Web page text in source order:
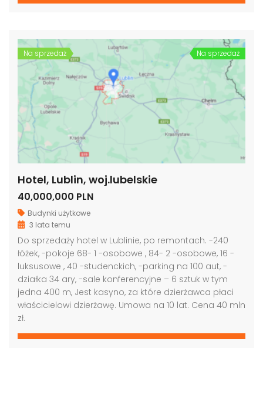
Na sprzedaż Na sprzedaż
Hotel, Lublin, woj.lubelskie
40,000,000 PLN
Budynki użytkowe
3 lata temu
Do sprzedaży hotel w Lublinie, po remontach. -240
łóżek, -pokoje 68- 1 -osobowe , 84- 2 -osobowe, 16 -
luksusowe , 40 -studenckich, -parking na 100 aut, -
działka 34 ary, -sale konferencyjne – 6 sztuk w tym
jedna 400 m, Jest kasyno, za które dzierżawca płaci
właścicielowi dzierżawę. Umowa na 10 lat. Cena 40 mln
zł.